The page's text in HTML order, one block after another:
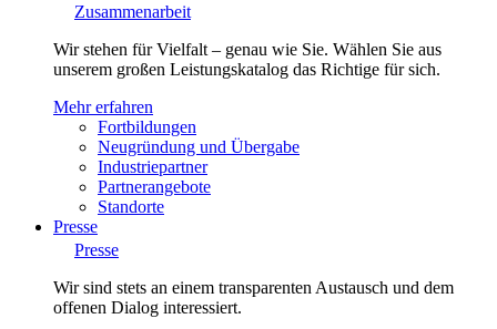
Zusammenarbeit
Wir stehen für Vielfalt – genau wie Sie. Wählen Sie aus
unserem großen Leistungskatalog das Richtige für sich.
Mehr erfahren
Fortbildungen
Neugründung und Übergabe
Industriepartner
Partnerangebote
Standorte
Presse
Presse
Wir sind stets an einem transparenten Austausch und dem
offenen Dialog interessiert.